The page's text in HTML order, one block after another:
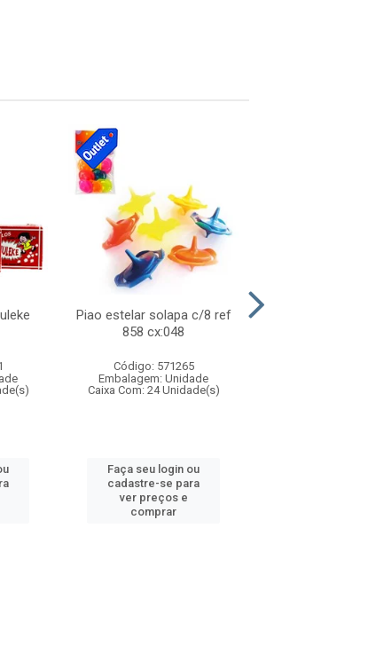
Piao estelar solapa c/8 ref
858 cx:048
Código: 571265
Embalagem: Unidade
Caixa Com: 24 Unidade(s)
Faça seu login ou
cadastre-se para
ver preços e
comprar